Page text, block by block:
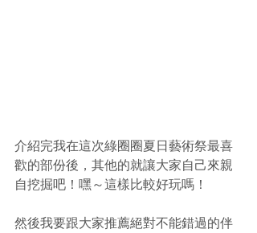
介紹完我在這次綠圈圈夏日藝術祭最喜
歡的部份後，其他的就讓大家自己來親
自挖掘吧！嘿～這樣比較好玩嗎！
然後我要跟大家推薦絕對不能錯過的伴